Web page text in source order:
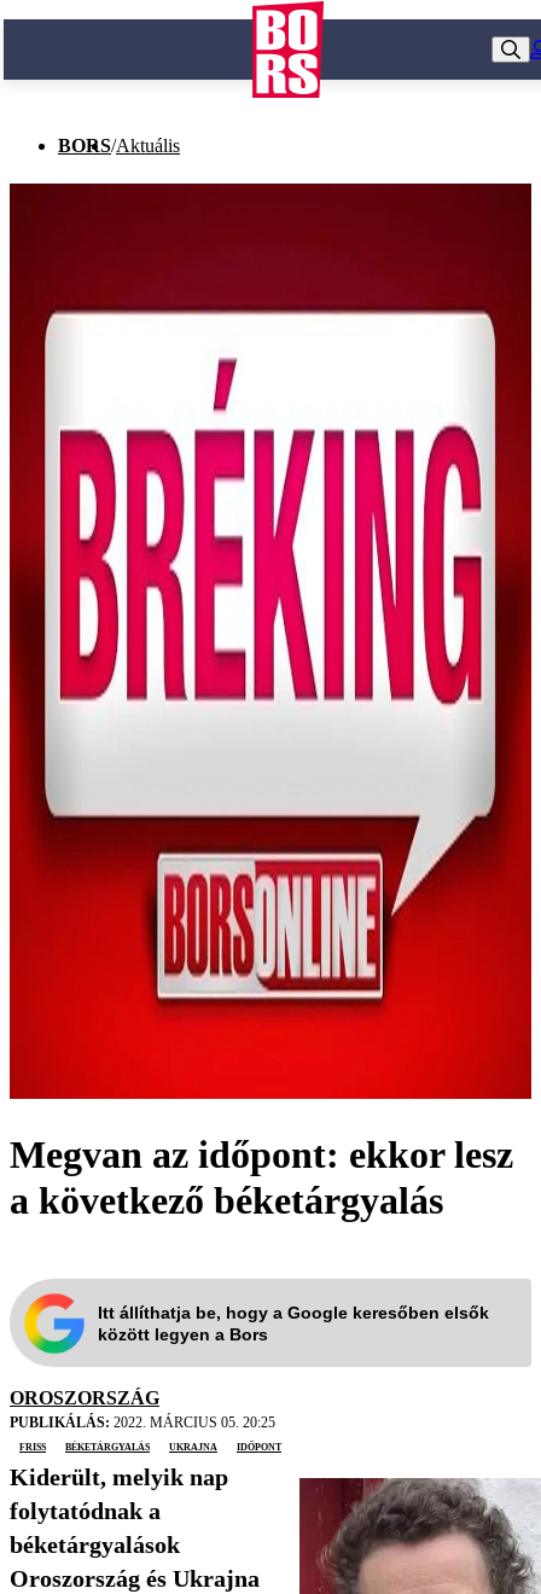
BORS/Aktuális
Megvan az időpont: ekkor lesz
a következő béketárgyalás
Itt állíthatja be, hogy a Google keresőben elsők
között legyen a Bors
OROSZORSZÁG
PUBLIKÁLÁS: 2022. MÁRCIUS 05. 20:25
friss
béketárgyalás Ukrajna időpont
Kiderült, melyik nap
folytatódnak a
béketárgyalások
Oroszország és Ukrajna